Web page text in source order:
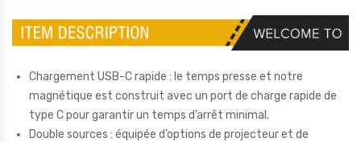
Chargement USB-C rapide : le temps presse et notre
magnétique est construit avec un port de charge rapide de
type C pour garantir un temps d’arrêt minimal.
Double sources : équipée d’options de projecteur et de